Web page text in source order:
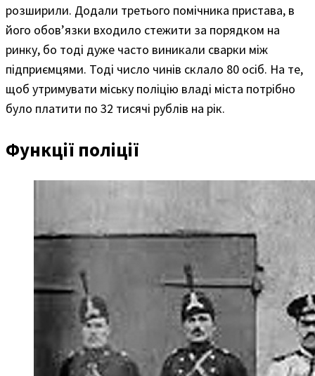
розширили. Додали третього помічника пристава, в
його обов’язки входило стежити за порядком на
ринку, бо тоді дуже часто виникали сварки між
підприємцями. Тоді число чинів склало 80 осіб. На те,
щоб утримувати міську поліцію владі міста потрібно
було платити по 32 тисячі рублів на рік.
Функції поліції